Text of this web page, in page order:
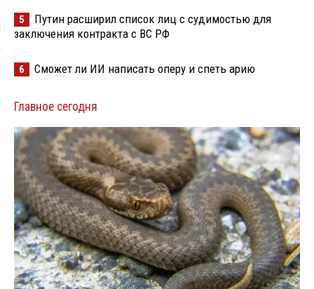
5
Путин расширил список лиц с судимостью для
заключения контракта с ВС РФ
6 Сможет ли ИИ написать оперу и спеть арию
Главное сегодня